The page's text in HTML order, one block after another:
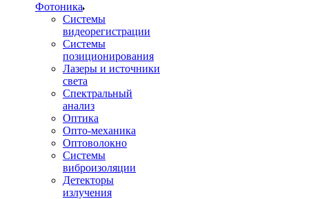
Фотоника
Cистемы
видеорегистрации
Системы
позиционирования
Лазеры и источники
света
Спектральный
анализ
Оптика
Опто-механика
Оптоволокно
Системы
виброизоляции
Детекторы
излучения